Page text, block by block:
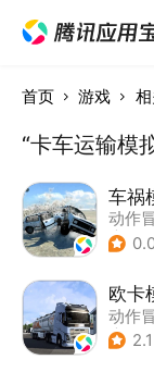
首页 游戏
“卡车运输模
车祸
动作
| 赛
欧卡
动作
| 写实
2.1